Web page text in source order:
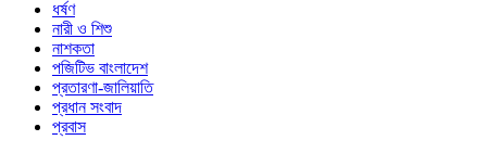
ধর্ষণ
নারী ও শিশু
নাশকতা
পজিটিভ বাংলাদেশ
প্রতারণা-জালিয়াতি
প্রধান সংবাদ
প্রবাস